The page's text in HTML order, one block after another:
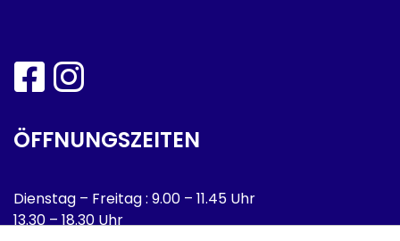
ÖFFNUNGSZEITEN
Dienstag – Freitag : 9.00 – 11.45 Uhr
13.30 – 18.30 Uhr